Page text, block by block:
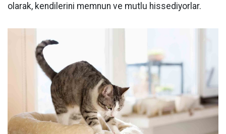
olarak, kendilerini memnun ve mutlu hissediyorlar.